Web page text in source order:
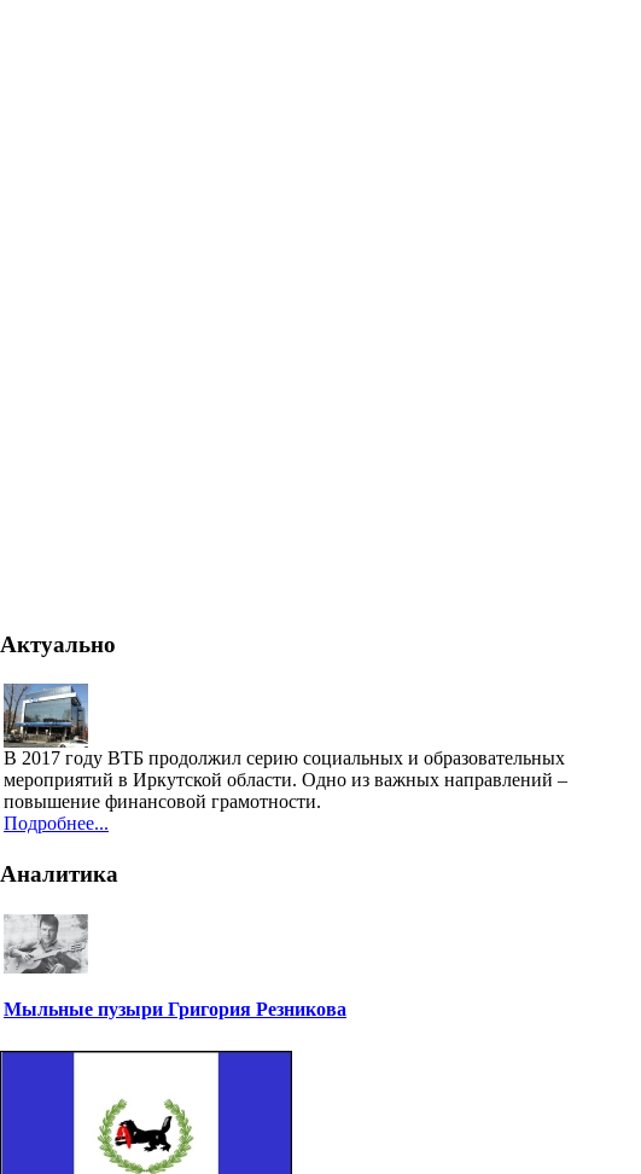
Актуально
В 2017 году ВТБ продолжил серию социальных и образовательных
мероприятий в Иркутской области. Одно из важных направлений –
повышение финансовой грамотности.
Подробнее...
Аналитика
Мыльные пузыри Григория Резникова